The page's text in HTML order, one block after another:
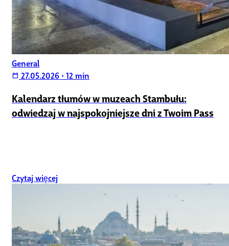
General
calendar_today 27.05.2026 • 12 min
Kalendarz tłumów w muzeach Stambułu:
odwiedzaj w najspokojniejsze dni z Twoim Pass
Czytaj więcej